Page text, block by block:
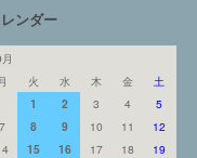
ンダー
月 火 水 木 金
土
1
2 3 4
5
7 8 9 10 11
12
15 16 17 18
19